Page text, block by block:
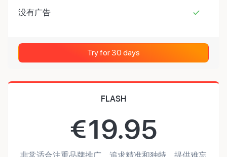
没有广告
Try for 30 days
FLASH
€19.95